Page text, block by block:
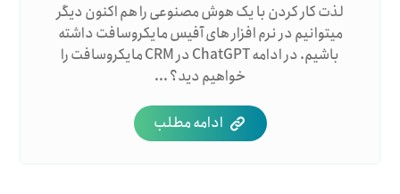
لذت کار کردن با یک هوش مصنوعی را هم اکنون دیگر
میتوانیم در نرم افزار های آفیس مایکروسافت داشته
باشیم. در ادامه ChatGPT در CRM مایکروسافت را
خواهیم دید؟ ...
ادامه مطلب